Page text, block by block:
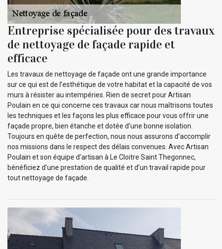
Entreprise spécialisée pour des travaux
de nettoyage de façade rapide et
efficace
Les travaux de nettoyage de façade ont une grande importance
sur ce qui est de l’esthétique de votre habitat et la capacité de vos
murs à résister au intempéries. Rien de secret pour Artisan
Poulain en ce qui concerne ces travaux car nous maîtrisons toutes
les techniques et les façons les plus efficace pour vous offrir une
façade propre, bien étanche et dotée d’une bonne isolation.
Toujours en quête de perfection, nous nous assurons d’accomplir
nos missions dans le respect des délais convenues. Avec Artisan
Poulain et son équipe d’artisan à Le Cloitre Saint Thegonnec,
bénéficiez d’une prestation de qualité et d’un travail rapide pour
tout nettoyage de façade.